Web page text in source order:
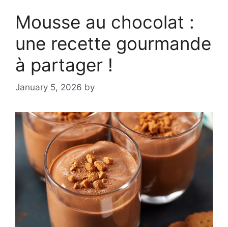
Mousse au chocolat :
une recette gourmande
à partager !
January 5, 2026 by